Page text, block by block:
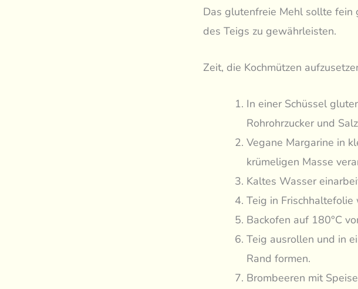
Das glutenfreie Mehl sollte fein
des Teigs zu gewährleisten.
Zeit, die Kochmützen
In einer Schüssel
Rohrohrzucker und
Vegane Margarine in
krümeligen Masse
Kaltes Wasser
Teig in
Backofen auf 180°C
Teig ausrollen und in
Rand formen.
Brombeeren mit